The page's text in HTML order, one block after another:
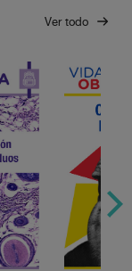
Ver todo